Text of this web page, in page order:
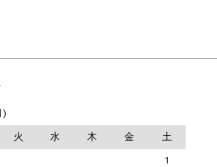
)
火 水 木 金 土
1